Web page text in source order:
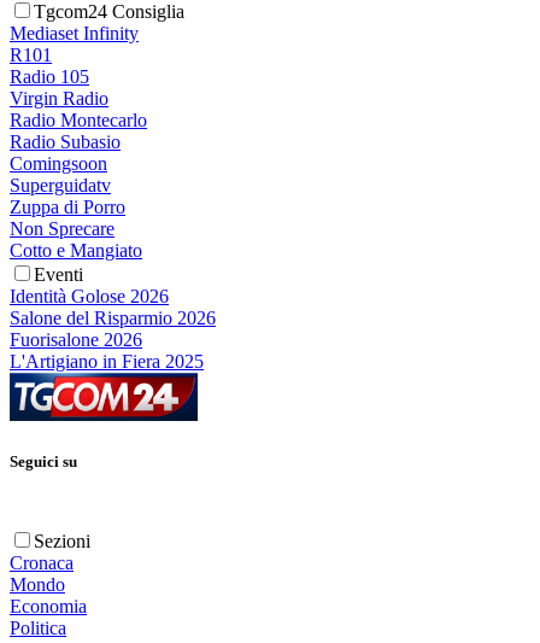
Tgcom24 Consiglia
Mediaset Infinity
R101
Radio 105
Virgin Radio
Radio Montecarlo
Radio Subasio
Comingsoon
Superguidatv
Zuppa di Porro
Non Sprecare
Cotto e Mangiato
Eventi
Identità Golose 2026
Salone del Risparmio 2026
Fuorisalone 2026
L'Artigiano in Fiera 2025
Seguici su
Sezioni
Cronaca
Mondo
Economia
Politica